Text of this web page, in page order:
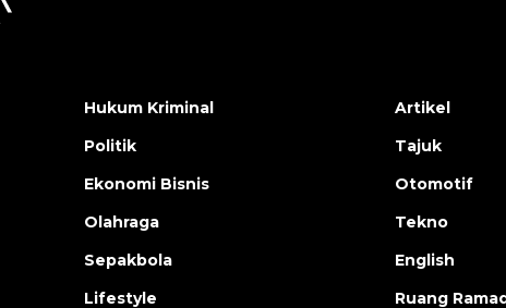
Hukum Kriminal
Politik
Ekonomi Bisnis
Olahraga
Sepakbola
Lifestyle
Artikel
Tajuk
Otomotif
Tekno
English
Ruang